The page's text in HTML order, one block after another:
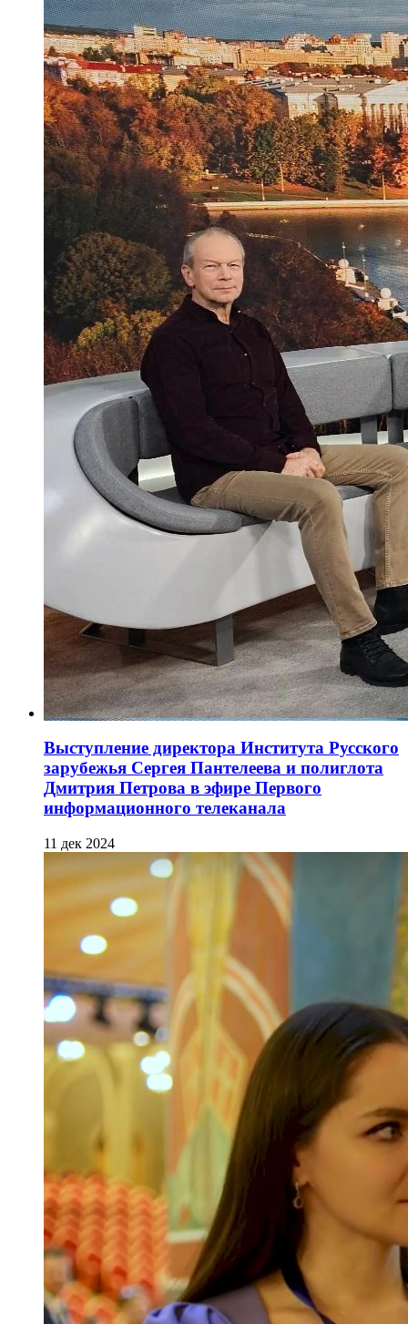
Выступление директора Института Русского
зарубежья Сергея Пантелеева и полиглота
Дмитрия Петрова в эфире Первого
информационного телеканала
11 дек 2024